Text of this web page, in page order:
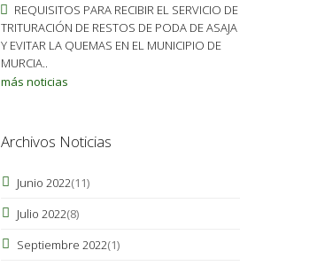
REQUISITOS PARA RECIBIR EL SERVICIO DE
TRITURACIÓN DE RESTOS DE PODA DE ASAJA
Y EVITAR LA QUEMAS EN EL MUNICIPIO DE
MURCIA..
más noticias
Archivos Noticias
Junio 2022(11)
Julio 2022(8)
Septiembre 2022(1)